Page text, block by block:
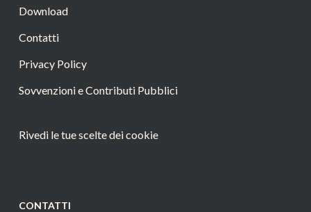
Download
Contatti
Privacy Policy
Sovvenzioni e Contributi Pubblici
Rivedi le tue scelte dei cookie
CONTATTI